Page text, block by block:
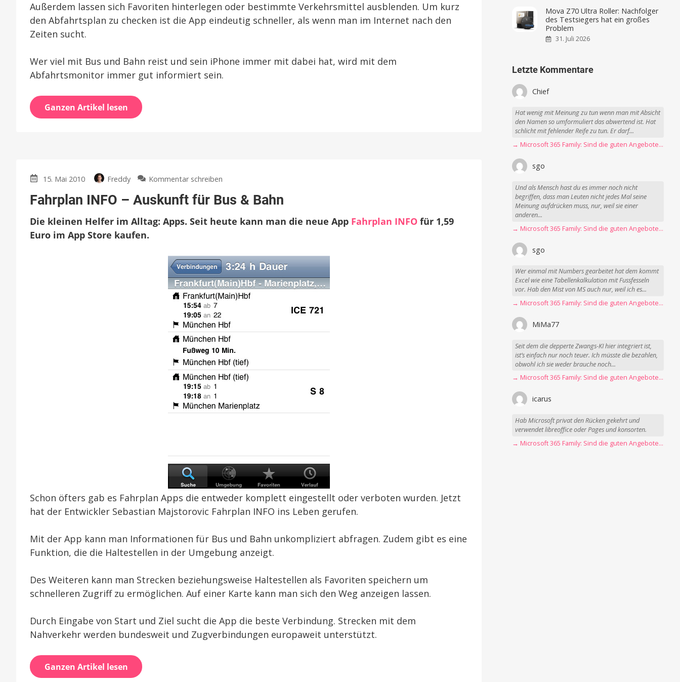
Außerdem lassen sich Favoriten hinterlegen oder bestimmte Verkehrsmittel ausblenden. Um kurz
den Abfahrtsplan zu checken ist die App eindeutig schneller, als wenn man im Internet nach den
Zeiten sucht.
Wer viel mit Bus und Bahn reist und sein iPhone immer mit dabei hat, wird mit dem
Abfahrtsmonitor immer gut informiert sein.
Ganzen Artikel lesen
15. Mai 2010 Freddy Kommentar schreiben
INFO
Auskunft
Bahn
Fahrplan INFO – Auskunft für Bus & Bahn
Die kleinen Helfer im Alltag: Apps. Seit heute kann man die neue App Fahrplan INFO für 1,59
Euro im App Store kaufen.
Schon öfters gab es Fahrplan Apps die entweder komplett eingestellt oder verboten wurden. Jetzt
hat der Entwickler Sebastian Majstorovic Fahrplan INFO ins Leben gerufen.
Mit der App kann man Informationen für Bus und Bahn unkompliziert abfragen. Zudem gibt es eine
Funktion, die die Haltestellen in der Umgebung anzeigt.
Des Weiteren kann man Strecken beziehungsweise Haltestellen als Favoriten speichern um
schnelleren Zugriff zu ermöglichen. Auf einer Karte kann man sich den Weg anzeigen lassen.
Durch Eingabe von Start und Ziel sucht die App die beste Verbindung. Strecken mit dem
Nahverkehr werden bundesweit und Zugverbindungen europaweit unterstützt.
Ganzen Artikel lesen
Mova Z70 Ultra Roller: Nachfolger
des Testsiegers hat ein großes
Problem
31. Juli 2026
Letzte Kommentare
Chief
Hat wenig mit Meinung zu tun wenn man mit Absicht
den Namen so umformuliert das abwertend ist. Hat
schlicht mit fehlender Reife zu tun. Er darf...
→ Microsoft 365 Family: Sind die guten Angebote vorbei?
sgo
Und als Mensch hast du es immer noch nicht
begriffen, dass man Leuten nicht jedes Mal seine
Meinung aufdrücken muss, nur, weil sie einer
anderen...
→ Microsoft 365 Family: Sind die guten Angebote vorbei?
sgo
Wer einmal mit Numbers gearbeitet hat dem kommt
Excel wie eine Tabellenkalkulation mit Fussfesseln
vor. Hab den Mist von MS auch nur, weil ich es...
→ Microsoft 365 Family: Sind die guten Angebote vorbei?
MiMa77
Seit dem die depperte Zwangs-KI hier integriert ist,
ist’s einfach nur noch teuer. Ich müsste die bezahlen,
obwohl ich sie weder brauche noch...
→ Microsoft 365 Family: Sind die guten Angebote vorbei?
icarus
Hab Microsoft privat den Rücken gekehrt und
verwendet libreoffice oder Pages und konsorten.
→ Microsoft 365 Family: Sind die guten Angebote vorbei?